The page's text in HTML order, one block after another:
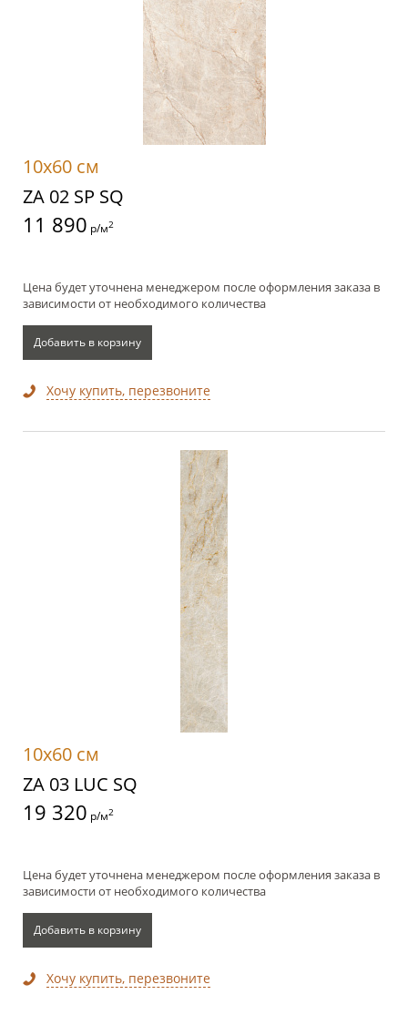
10x60 см
ZA 02 SP SQ
11 890 р/м2
Цена будет уточнена менеджером после оформления заказа в
зависимости от необходимого количества
Добавить в корзину
Хочу купить, перезвоните
10x60 см
ZA 03 LUC SQ
19 320 р/м2
Цена будет уточнена менеджером после оформления заказа в
зависимости от необходимого количества
Добавить в корзину
Хочу купить, перезвоните